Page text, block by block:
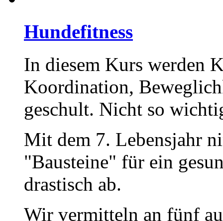
Hundefitness
In diesem Kurs werden
Koordination,
geschult. Nicht so
Mit dem 7. Lebensjahr
"Bausteine" für ein
drastisch ab.
Wir vermitteln an fünf